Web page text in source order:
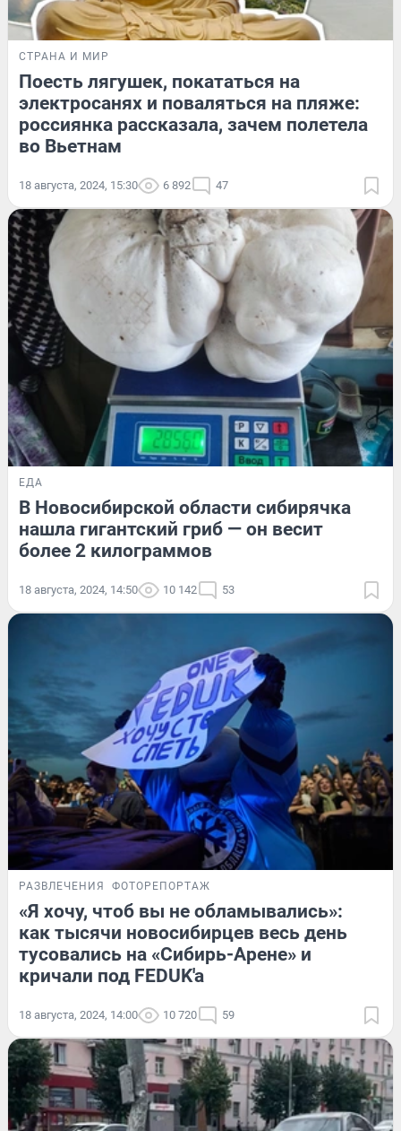
СТРАНА И МИР
Поесть лягушек, покататься на
электросанях и поваляться на пляже:
россиянка рассказала, зачем полетела
во Вьетнам
18 августа, 2024, 15:30 6 892 47
ЕДА
В Новосибирской области сибирячка
нашла гигантский гриб — он весит
более 2 килограммов
18 августа, 2024, 14:50 10 142 53
РАЗВЛЕЧЕНИЯ ФОТОРЕПОРТАЖ
«Я хочу, чтоб вы не обламывались»:
как тысячи новосибирцев весь день
тусовались на «Сибирь-Арене» и
кричали под FEDUK'a
18 августа, 2024, 14:00 10 720 59